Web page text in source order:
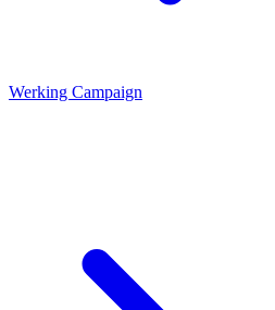
Werking Campaign